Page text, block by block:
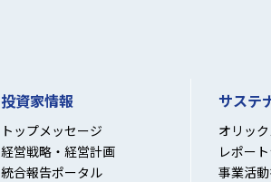
投資家情報
トップメッセージ
経営戦略・経営計画
統合報告ポータル
サステ
オリッ
レポー
事業活